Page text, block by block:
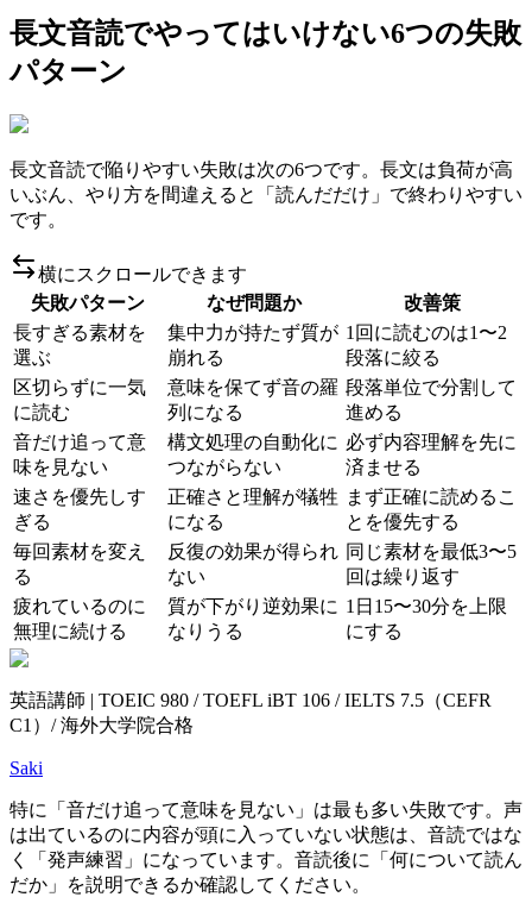
長文音読でやってはいけない6つの失敗
パターン
長文音読で陥りやすい失敗は次の6つです。長文は負荷が高
いぶん、やり方を間違えると「読んだだけ」で終わりやすい
です。
横にスクロールできます
失敗パターン
なぜ問題か
改善策
長すぎる素材を
選ぶ
集中力が持たず質が
崩れる
1回に読むのは1〜2
段落に絞る
区切らずに一気
に読む
意味を保てず音の羅
列になる
段落単位で分割して
進める
音だけ追って意
味を見ない
構文処理の自動化に
つながらない
必ず内容理解を先に
済ませる
速さを優先しす
ぎる
正確さと理解が犠牲
になる
まず正確に読めるこ
とを優先する
毎回素材を変え
る
反復の効果が得られ
ない
同じ素材を最低3〜5
回は繰り返す
疲れているのに
無理に続ける
質が下がり逆効果に
なりうる
1日15〜30分を上限
にする
英語講師 | TOEIC 980 / TOEFL iBT 106 / IELTS 7.5（CEFR
C1）/ 海外大学院合格
Saki
特に「音だけ追って意味を見ない」は最も多い失敗です。声
は出ているのに内容が頭に入っていない状態は、音読ではな
く「発声練習」になっています。音読後に「何について読ん
だか」を説明できるか確認してください。